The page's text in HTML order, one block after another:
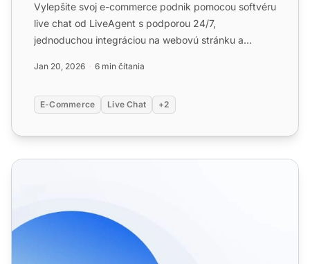
Vylepšite svoj e-commerce podnik pomocou softvéru
live chat od LiveAgent s podporou 24/7,
jednoduchou integráciou na webovú stránku a
Jan 20, 2026 6 min čítania
E-Commerce Live Chat +2
Funkcie elektronického obchodu